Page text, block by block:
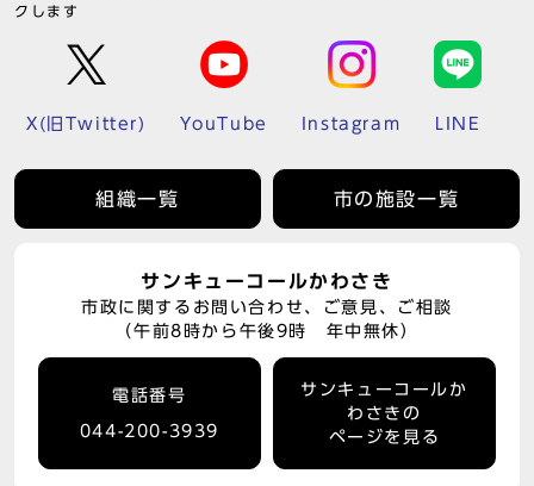
クします
X(旧Twitter) YouTube Instagram LINE
組織一覧 市の施設一覧
サンキューコールかわさき
市政に関するお問い合わせ、ご意見、ご相談
（午前8時から午後9時 年中無休）
電話番号
044-200-3939
サンキューコールか
わさきの
ページを見る